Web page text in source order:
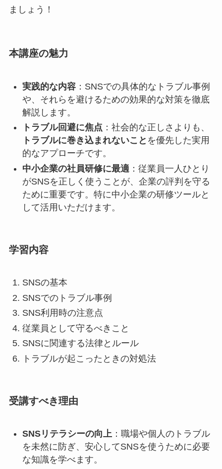
ましょう！
本講座の魅力
実践的な内容：SNSでの具体的なトラブル事例
や、それらを避けるための効果的な対策を徹底
解説します。
トラブル回避に焦点 ：社会的な正しさよりも、
トラブルに巻き込まれないこと を優先した実用
的なアプローチです。
中小企業の社員研修に最適 ：従業員一人ひとり
がSNSを正しく使うことが、企業の評判を守る
ために重要です。特に中小企業の研修ツールと
して活用いただけます。
学習内容
SNSの基本
SNSでのトラブル事例
SNS利用時の注意点
従業員として守るべきこと
SNSに関連する法律とルール
トラブルが起こったときの対処法
受講すべき理由
SNSリテラシーの向上：職場や個人のトラブル
を未然に防ぎ、安心してSNSを使うために必要
な知識を学べます。